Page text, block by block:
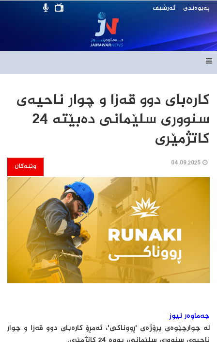
پەیوەندی ئەرشیف
کارەبای دوو قەزا و چوار ناحیەی
سنووری سلێمانی دەبێتە 24
کاتژمێری
وێنەکان
جەماوەر نیوز
لە چوارچێوەی پرۆژەی 'ڕووناکی'، ئەمڕۆ کارەبای دوو قەزا و چوار